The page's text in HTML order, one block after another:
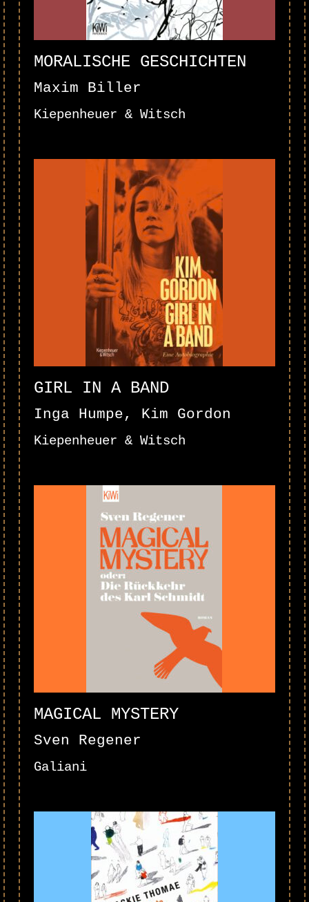
MORALISCHE GESCHICHTEN
Maxim Biller
Kiepenheuer & Witsch
GIRL IN A BAND
Inga Humpe, Kim Gordon
Kiepenheuer & Witsch
MAGICAL MYSTERY
Sven Regener
Galiani